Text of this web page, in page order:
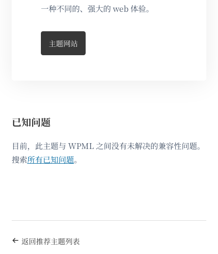
一种不同的、强大的 web 体验。
主题网站
已知问题
目前，此主题与 WPML 之间没有未解决的兼容性问题。
搜索所有已知问题。
返回推荐主题列表